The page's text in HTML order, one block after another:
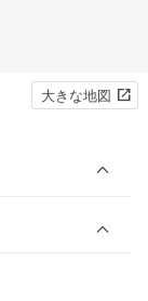
大きな地図